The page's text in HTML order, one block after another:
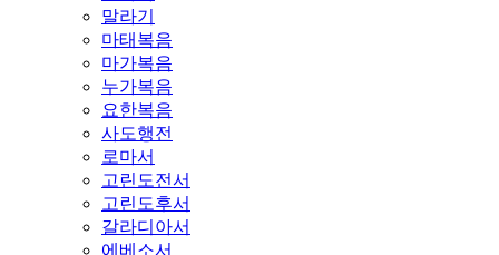
말라기
마태복음
마가복음
누가복음
요한복음
사도행전
로마서
고린도전서
고린도후서
갈라디아서
에베소서